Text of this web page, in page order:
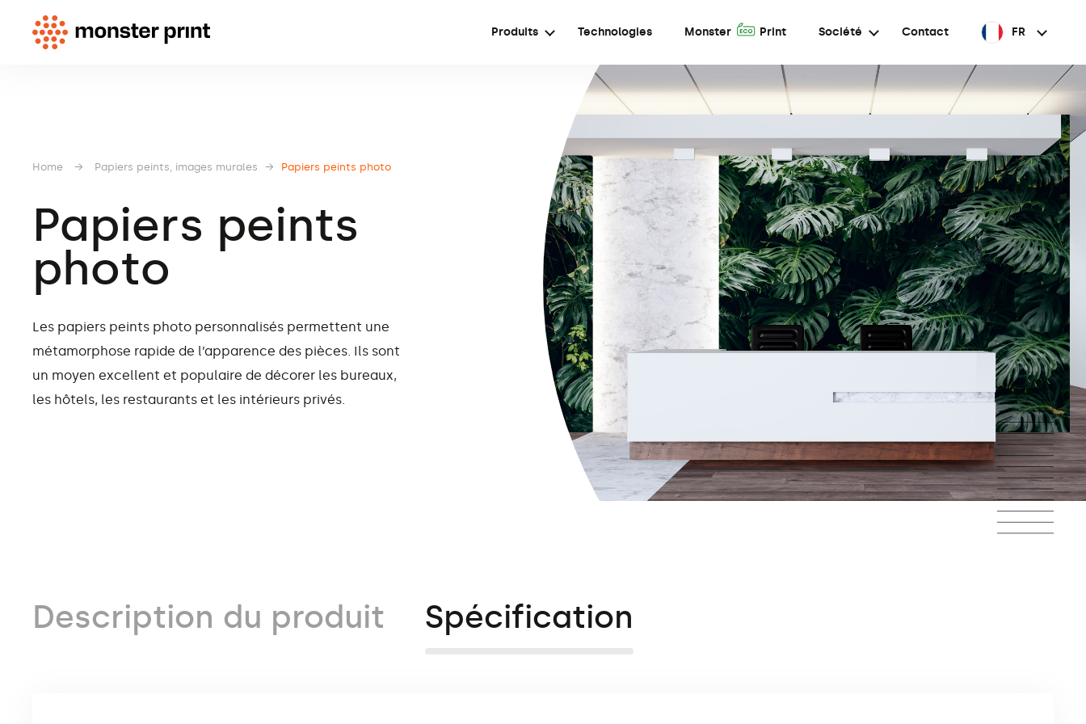
Produits Technologies Monster A Print Société Contact FR
Home → Papiers peints, images murales → Papiers peints photo
Papiers peints
photo
Les papiers peints photo personnalisés permettent une
métamorphose rapide de l’apparence des pièces. Ils sont
un moyen excellent et populaire de décorer les bureaux,
les hôtels, les restaurants et les intérieurs privés.
Description du produit Spécification